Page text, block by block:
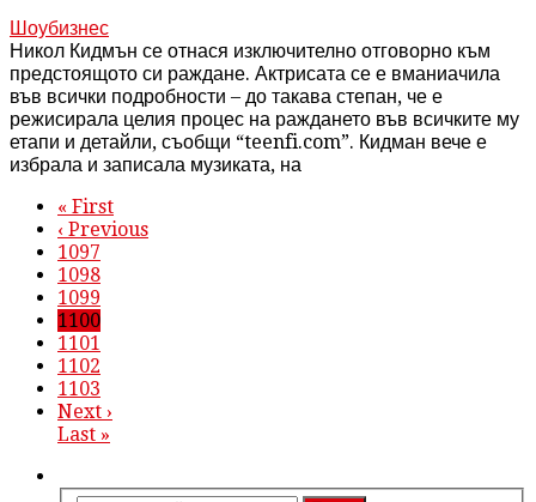
Шоубизнес
Никол Кидмън се отнася изключително отговорно към
предстоящото си раждане. Актрисата се е вманиачила
във всички подробности – до такава степан, че е
режисирала целия процес на раждането във всичките му
етапи и детайли, съобщи “teenfi.com”. Кидман вече е
избрала и записала музиката, на
« First
‹ Previous
1097
1098
1099
1100
1101
1102
1103
Next ›
Last »